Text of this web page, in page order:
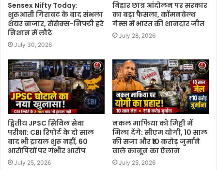
Sensex Nifty Today:
शुरुआती गिरावट के बाद संभला
शेयर बाजार, सेंसेक्स-निफ्टी हरे
निशान में लौटे
July 30, 2026
बिहार छात्र आंदोलन पर सरकार
का बड़ा फैसला, कॉमनवेल्थ
गेम्स में भारत की शानदार जीत
July 28, 2026
द्वितीय JPSC सिविल सेवा
परीक्षा: CBI रिपोर्ट के दो साल
बाद भी ट्रायल शुरू नहीं, 60
आरोपियों पर गंभीर आरोप
July 25, 2026
नकल माफिया को मिट्टी में
मिला देंगे: सीएम योगी, 10 साल
की सजा और ₹10 करोड़ जुर्माने
वाले कानून का ऐलान
July 25, 2026